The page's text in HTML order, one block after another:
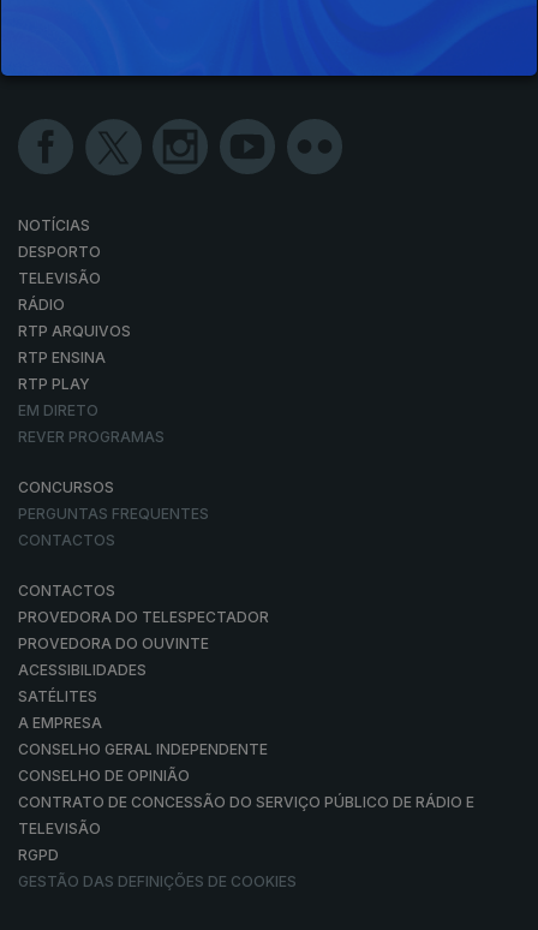
NOTÍCIAS
DESPORTO
TELEVISÃO
RÁDIO
RTP ARQUIVOS
RTP ENSINA
RTP PLAY
EM DIRETO
REVER PROGRAMAS
CONCURSOS
PERGUNTAS FREQUENTES
CONTACTOS
CONTACTOS
PROVEDORA DO TELESPECTADOR
PROVEDORA DO OUVINTE
ACESSIBILIDADES
SATÉLITES
A EMPRESA
CONSELHO GERAL INDEPENDENTE
CONSELHO DE OPINIÃO
CONTRATO DE CONCESSÃO DO SERVIÇO PÚBLICO DE RÁDIO E
TELEVISÃO
RGPD
GESTÃO DAS DEFINIÇÕES DE COOKIES